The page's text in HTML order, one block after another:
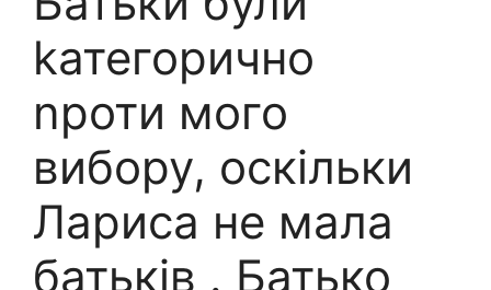
kатегорично
nроти мого
вибору, оскільки
Лариса не мала
батьків . Батько